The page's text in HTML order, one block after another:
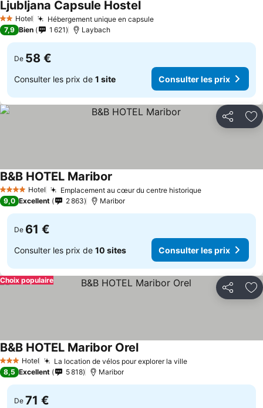
2 Étoiles
Hotel Hébergement unique en capsuleConsulter les prix
Ljubljana Capsule HostelConsulter les prix
7,9 Bien 1 621 Laybach
De 58 €
Consulter les prix de 1 site Consulter les prix
Partager
4 Étoiles Hotel Emplacement au cœur du centre historiqueConsulter les
B&B HOTEL Maribor
9,0 Excellent 2 863 Maribor
De 61 €
Consulter les prix de 10 sites Consulter les prix
Partager
Choix populaire
3 ÉtoilesHotel La location de vélos pour explorer la villeConsulter les
B&B HOTEL Maribor OrelConsulter les prix
8,5 Excellent 5 818 Maribor
De 71 €